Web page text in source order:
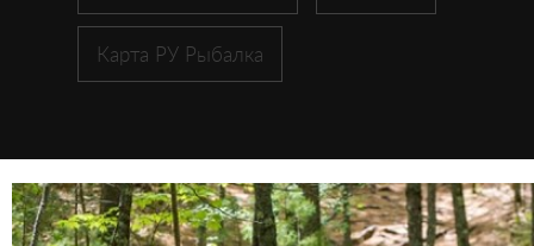
Карта РУ Рыбалка